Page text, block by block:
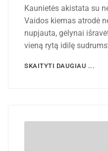
Kaunietės akistata su
Vaidos kiemas atrodė
nupjauta, gėlynai
vieną rytą idilę
SKAITYTI DAUGIAU ...